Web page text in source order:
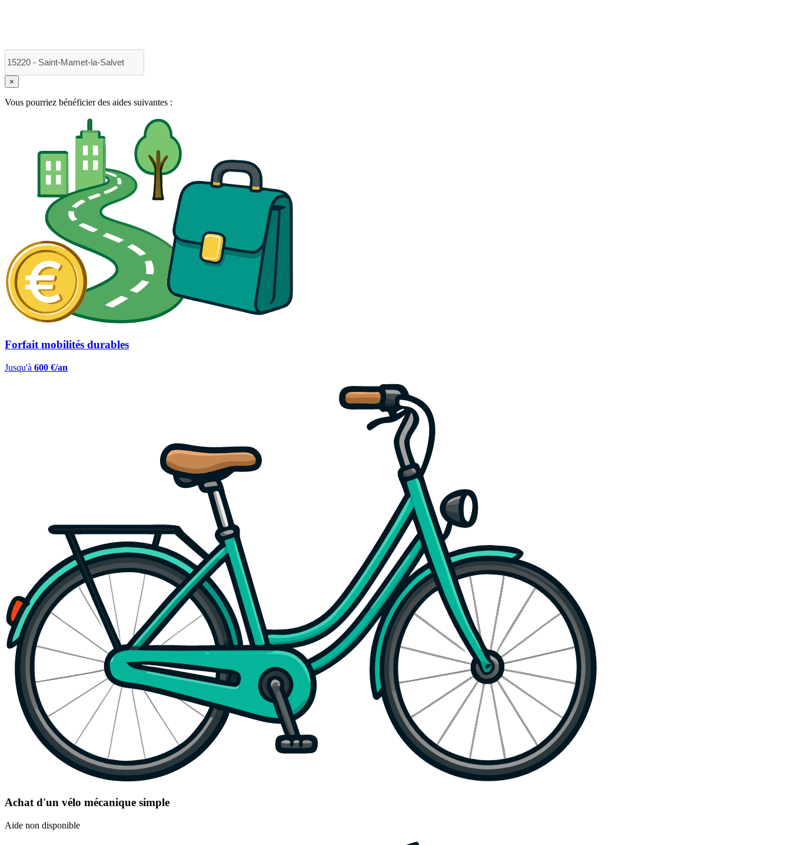
×
Vous pourriez bénéficier des aides suivantes :
Forfait mobilités durables
Jusqu'à 600 €/an
Achat d'un vélo mécanique simple
Aide non disponible